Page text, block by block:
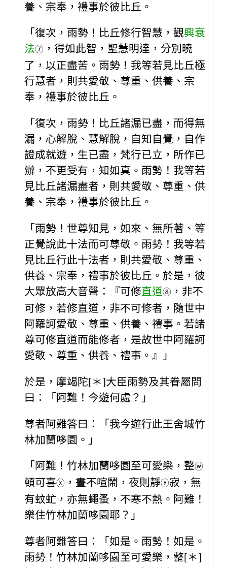
養、宗奉，禮事於彼比丘。
「復次，雨勢！比丘修行智慧，觀興衰
法⑦ ，得如此智，聖慧明達，分別曉
了，以正盡苦。雨勢！我等若見比丘極
行慧者，則共愛敬、尊重、供養、宗
奉，禮事於彼比丘。
「復次，雨勢！比丘諸漏已盡，而得無
漏，心解脫、慧解脫，自知自覺，自作
證成就遊，生已盡，梵行已立，所作已
辦，不更受有，知如真。雨勢！我等若
見比丘諸漏盡者，則共愛敬、尊重、供
養、宗奉，禮事於彼比丘。
「雨勢！世尊知見，如來、無所著、等
正覺說此十法而可尊敬。雨勢！我等若
見比丘行此十法者，則共愛敬、尊重、
供養、宗奉，禮事於彼比丘。於是，彼
大眾放高大音聲：『可修直道⑧ ，非不
可修，若修直道，非不可修者，隨世中
阿羅訶愛敬、尊重、供養、禮事。若諸
尊可修直道而能修者，是故世中阿羅訶
愛敬、尊重、供養、禮事。』」
於是，摩竭陀[＊]大臣雨勢及其眷屬問
曰：「阿難！今遊何處？」
尊者阿難答曰：「我今遊行此王舍城竹
林加蘭哆園。」
「阿難！竹林加蘭哆園至可愛樂，整ⓦ
頓可喜ⓧ ，晝不喧鬧，夜則靜ⓨ寂，無
有蚊虻，亦無蠅蚤，不寒不熱。阿難！
樂住竹林加蘭哆園耶？」
尊者阿難答曰：「如是。雨勢！如是。
雨勢！竹林加蘭哆園至可愛樂，整[＊]